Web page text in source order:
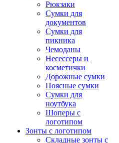
Рюкзаки
Сумки для
документов
Сумки для
пикника
Чемоданы
Несессеры и
косметички
Дорожные сумки
Поясные сумки
Сумки для
ноутбука
Шоперы с
логотипом
Зонты с логотипом
Складные зонты с